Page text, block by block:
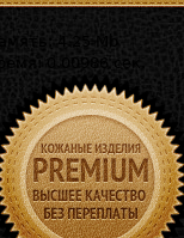
4.25 Mb
0.00986 сек.